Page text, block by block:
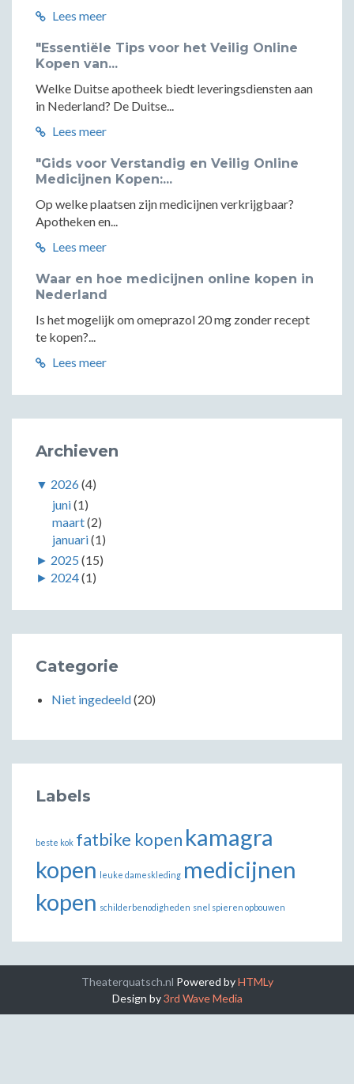
Lees meer
"Essentiële Tips voor het Veilig Online
Kopen van...
Welke Duitse apotheek biedt leveringsdiensten aan
in Nederland? De Duitse...
Lees meer
"Gids voor Verstandig en Veilig Online
Medicijnen Kopen:...
Op welke plaatsen zijn medicijnen verkrijgbaar?
Apotheken en...
Lees meer
Waar en hoe medicijnen online kopen in
Nederland
Is het mogelijk om omeprazol 20 mg zonder recept
te kopen?...
Lees meer
Archieven
▼ 2026(4)
juni(1)
maart(2)
januari(1)
► 2025 (15)
► 2024(1)
Categorie
Niet ingedeeld(20)
Labels
beste kok fatbike kopen kamagra
kopen leuke dameskleding medicijnen
kopen schilderbenodigheden snel spieren opbouwen
Theaterquatsch.nl Powered byHTMLy
Design by3rd Wave Media